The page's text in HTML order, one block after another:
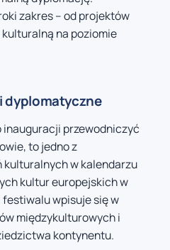
zakres – od projektów
na poziomie
dyplomatyczne
przewodniczyć
to jedno z
w kalendarzu
kultur europejskich w
wpisuje się w
międzykulturowych i
kontynentu.